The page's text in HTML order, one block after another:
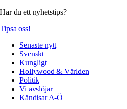
Har du ett nyhetstips?
Tipsa oss!
Senaste nytt
Svenskt
Kungligt
Hollywood & Världen
Politik
Vi avslöjar
Kändisar A-Ö